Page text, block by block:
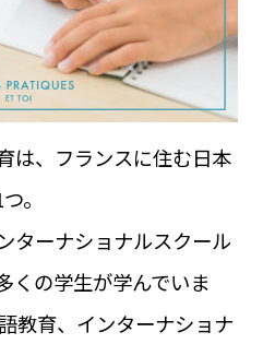
#データで読み解くフランス
ンス交通機関
#求人
#サステナブル
の地方 #フロマージュ
#おでかけ
運営会社
サイトポリシー
は、フランスに住む日本
。
ターナショナルスクール
くの学生が学んでいま
教育、インターナショナ